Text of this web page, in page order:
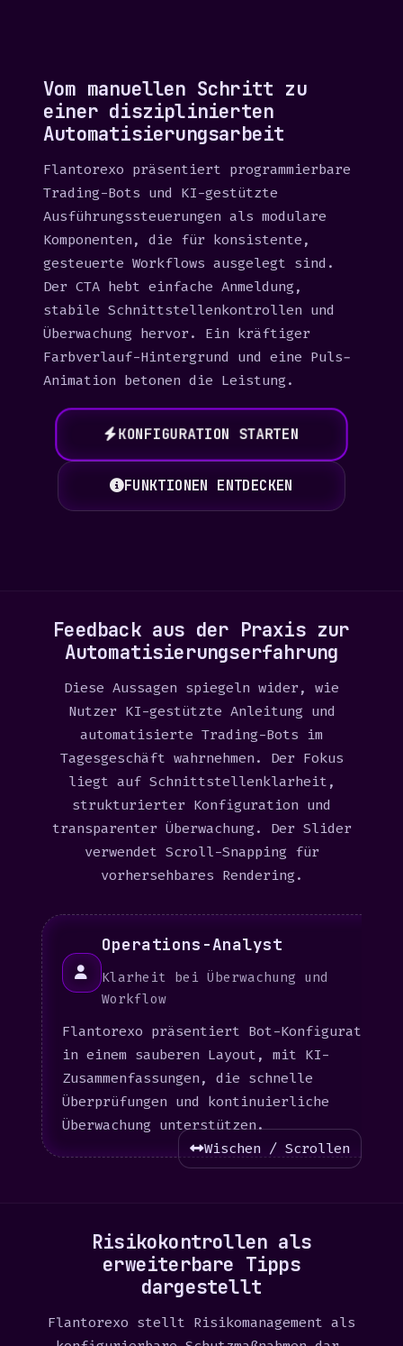
Vom manuellen Schritt zu
einer disziplinierten
Automatisierungsarbeit
Flantorexo präsentiert programmierbare
Trading-Bots und KI-gestützte
Ausführungssteuerungen als modulare
Komponenten, die für konsistente,
gesteuerte Workflows ausgelegt sind.
Der CTA hebt einfache Anmeldung,
stabile Schnittstellenkontrollen und
Überwachung hervor. Ein kräftiger
Farbverlauf-Hintergrund und eine Puls-
Animation betonen die Leistung.
KONFIGURATION STARTEN
FUNKTIONEN ENTDECKEN
Feedback aus der Praxis zur
Automatisierungserfahrung
Diese Aussagen spiegeln wider, wie
Nutzer KI-gestützte Anleitung und
automatisierte Trading-Bots im
Tagesgeschäft wahrnehmen. Der Fokus
liegt auf Schnittstellenklarheit,
strukturierter Konfiguration und
transparenter Überwachung. Der Slider
verwendet Scroll-Snapping für
vorhersehbares Rendering.
Operations-Analyst
Klarheit bei Überwachung und
Workflow
Flantorexo präsentiert Bot-Konfiguration
in einem sauberen Layout, mit KI-
Zusammenfassungen, die schnelle
Überprüfungen und kontinuierliche
Überwachung unterstützen.
Wischen / Scrollen
Risikokontrollen als
erweiterbare Tipps
dargestellt
Flantorexo stellt Risikomanagement als